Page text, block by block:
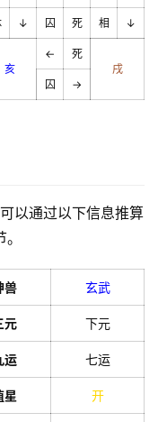
↓ 囚 死 相 ↓
亥
←
死
戌
囚 →
以通过以下信息推算
兽 玄武
元 下元
运 七运
星 开